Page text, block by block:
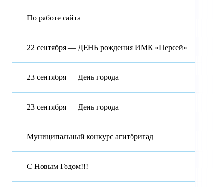
По работе сайта
22 сентября — ДЕНЬ рождения ИМК «Персей»
23 сентября — День города
23 сентября — День города
Муниципальный конкурс агитбригад
С Новым Годом!!!